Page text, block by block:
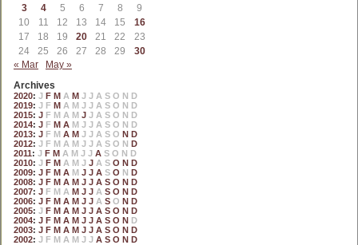
3
4 5 6 7 8
9
10
11 12 13 14 15
16
17
18 19 20 21 22
23
24
25 26 27 28 29
30
« Mar
May »
Archives
2020: J F M A M J J A S O N D
2019: J F M A M J J A S O N D
2015: J F M A M J J A S O N D
2014: J F M A M J J A S O N D
2013: J F M A M J J A S O N D
2012: J F M A M J J A S O N D
2011: J F M A M J J A S O N D
2010: J F M A M J J A S O N D
2009: J F M A M J J A S O N D
2008: J F M A M J J A S O N D
2007: J F M A M J J A S O N D
2006: J F M A M J J A S O N D
2005: J F M A M J J A S O N D
2004: J F M A M J J A S O N D
2003: J F M A M J J A S O N D
2002: J F M A M J J A S O N D